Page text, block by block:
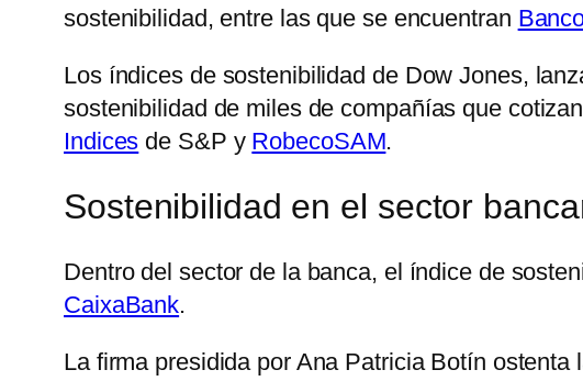
sostenibilidad, entre las que se encuentran
Los índices de sostenibilidad de Dow Jones,
sostenibilidad de miles de compañías que
Indices de S&P y RobecoSAM.
Sostenibilidad en el sector
Dentro del sector de la banca, el índice de
CaixaBank.
La firma presidida por Ana Patricia Botín